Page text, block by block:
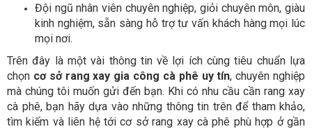
Đội ngũ nhân viên chuyên nghiệp, giỏi chuyên môn, giàu
kinh nghiệm, sẵn sàng hỗ trợ tư vấn khách hàng mọi lúc
mọi nơi.
Trên đây là một vài thông tin về lợi ích cùng tiêu chuẩn lựa
chọn cơ sở rang xay gia công cà phê uy tín, chuyên nghiệp
mà chúng tôi muốn gửi đến bạn. Khi có nhu cầu cần rang xay
cà phê, bạn hãy dựa vào những thông tin trên để tham khảo,
tìm kiếm và liên hệ tới cơ sở rang xay cà phê phù hợp ở gần